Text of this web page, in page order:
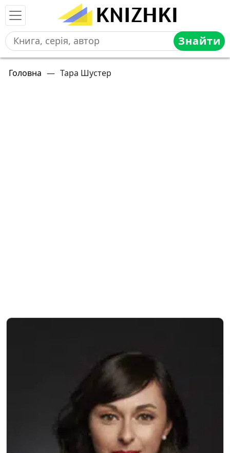
Знайти
Головна — Тара Шустер